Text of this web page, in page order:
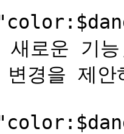
로운 기
경을 제